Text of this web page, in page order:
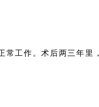
工作。术后两三年里，